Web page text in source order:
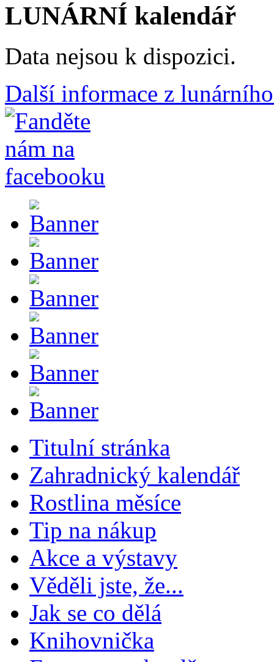
LUNÁRNÍ kalendář
Data nejsou k dispozici.
Další informace z
Titulní stránka
Zahradnický kalendář
Rostlina měsíce
Tip na nákup
Akce a výstavy
Věděli jste, že...
Jak se co dělá
Knihovnička